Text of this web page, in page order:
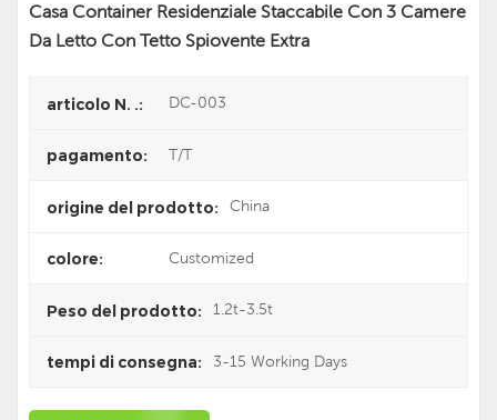
Casa Container Residenziale Staccabile Con 3 Camere
Da Letto Con Tetto Spiovente Extra
articolo N. .: DC-003
pagamento: T/T
origine del prodotto: China
colore: Customized
Peso del prodotto: 1.2t-3.5t
tempi di consegna: 3-15 Working Days